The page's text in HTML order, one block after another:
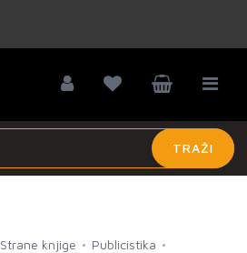
TRAŽI
Strane knjige Publicistika